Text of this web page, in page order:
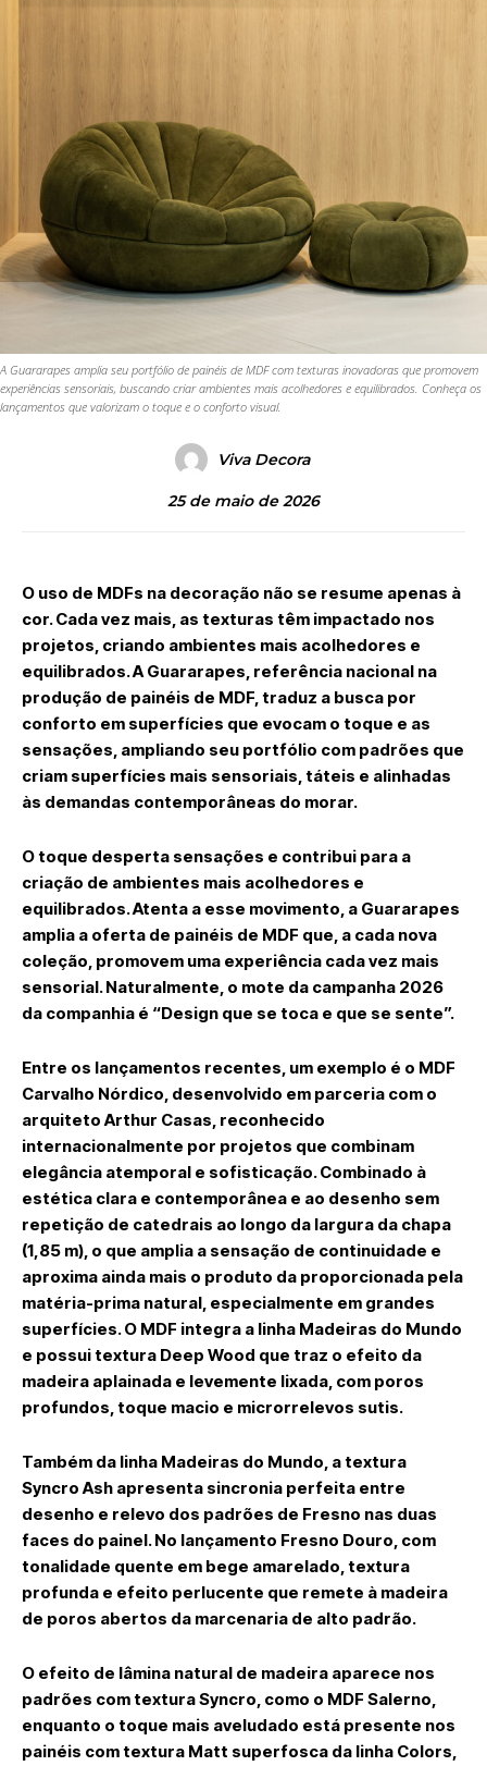
A Guararapes amplia seu portfólio de painéis de MDF com texturas inovadoras que promovem
experiências sensoriais, buscando criar ambientes mais acolhedores e equilibrados. Conheça os
lançamentos que valorizam o toque e o conforto visual.
Viva Decora
25 de maio de 2026
O uso de MDFs na decoração não se resume apenas à
cor. Cada vez mais, as texturas têm impactado nos
projetos, criando ambientes mais acolhedores e
equilibrados. A Guararapes, referência nacional na
produção de painéis de MDF, traduz a busca por
conforto em superfícies que evocam o toque e as
sensações, ampliando seu portfólio com padrões que
criam superfícies mais sensoriais, táteis e alinhadas
às demandas contemporâneas do morar.
O toque desperta sensações e contribui para a
criação de ambientes mais acolhedores e
equilibrados. Atenta a esse movimento, a Guararapes
amplia a oferta de painéis de MDF que, a cada nova
coleção, promovem uma experiência cada vez mais
sensorial. Naturalmente, o mote da campanha 2026
da companhia é “Design que se toca e que se sente”.
Entre os lançamentos recentes, um exemplo é o MDF
Carvalho Nórdico, desenvolvido em parceria com o
arquiteto Arthur Casas, reconhecido
internacionalmente por projetos que combinam
elegância atemporal e sofisticação. Combinado à
estética clara e contemporânea e ao desenho sem
repetição de catedrais ao longo da largura da chapa
(1,85 m), o que amplia a sensação de continuidade e
aproxima ainda mais o produto da proporcionada pela
matéria-prima natural, especialmente em grandes
superfícies. O MDF integra a linha Madeiras do Mundo
e possui textura Deep Wood que traz o efeito da
madeira aplainada e levemente lixada, com poros
profundos, toque macio e microrrelevos sutis.
Também da linha Madeiras do Mundo, a textura
Syncro Ash apresenta sincronia perfeita entre
desenho e relevo dos padrões de Fresno nas duas
faces do painel. No lançamento Fresno Douro, com
tonalidade quente em bege amarelado, textura
profunda e efeito perlucente que remete à madeira
de poros abertos da marcenaria de alto padrão.
O efeito de lâmina natural de madeira aparece nos
padrões com textura Syncro, como o MDF Salerno,
enquanto o toque mais aveludado está presente nos
painéis com textura Matt superfosca da linha Colors,